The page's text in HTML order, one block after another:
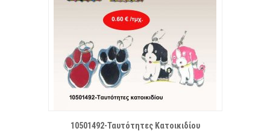
10501492-Ταυτότητες Κατοικιδίου